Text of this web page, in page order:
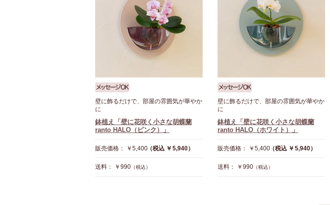
壁に飾るだけで、部屋の雰囲気が華やか
に
鉢植え「壁に花咲く小さな胡蝶蘭
ranto HALO（ピンク）」
販売価格： ￥5,400（税込 ￥5,940）
送料： ￥990 （税込）
壁に飾るだけで、部屋の雰囲気が華やか
に
鉢植え「壁に花咲く小さな胡蝶蘭
ranto HALO（ホワイト）」
販売価格： ￥5,400（税込 ￥5,940）
送料： ￥990 （税込）